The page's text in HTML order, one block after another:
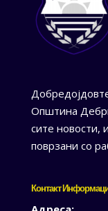
Општина
сите новости,
поврзани со
Контакт